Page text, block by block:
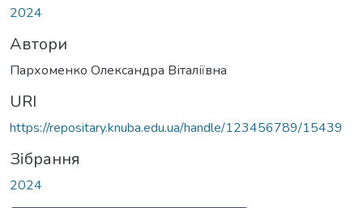
2024
Автори
Пархоменко Олександра Віталіївна
URI
https://repositary.knuba.edu.ua/handle/123456789/15439
Зібрання
2024